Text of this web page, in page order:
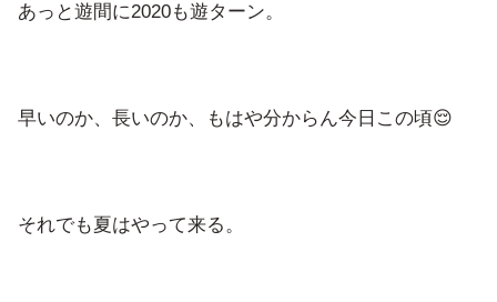
あっと遊間に2020も遊ターン。
早いのか、長いのか、もはや分からん今日この頃😌
それでも夏はやって来る。